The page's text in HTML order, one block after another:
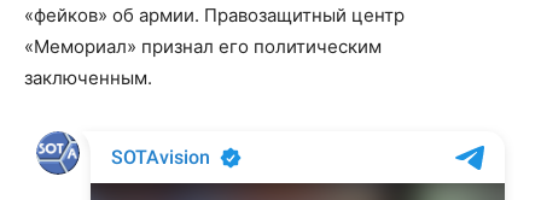
«фейков» об армии. Правозащитный центр
«Мемориал» признал его политическим
заключенным.